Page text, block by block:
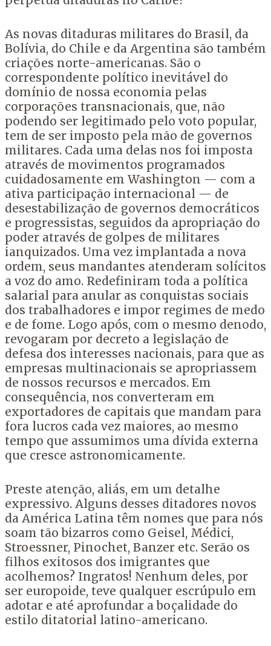
As novas ditaduras militares do Brasil, da
Bolívia, do Chile e da Argentina são também
criações norte-americanas. São o
correspondente político inevitável do
domínio de nossa economia pelas
corporações transnacionais, que, não
podendo ser legitimado pelo voto popular,
tem de ser imposto pela mão de governos
militares. Cada uma delas nos foi imposta
através de movimentos programados
cuidadosamente em Washington — com a
ativa participação internacional — de
desestabilização de governos democráticos
e progressistas, seguidos da apropriação do
poder através de golpes de militares
ianquizados. Uma vez implantada a nova
ordem, seus mandantes atenderam solícitos
a voz do amo. Redefiniram toda a política
salarial para anular as conquistas sociais
dos trabalhadores e impor regimes de medo
e de fome. Logo após, com o mesmo denodo,
revogaram por decreto a legislação de
defesa dos interesses nacionais, para que as
empresas multinacionais se apropriassem
de nossos recursos e mercados. Em
consequência, nos converteram em
exportadores de capitais que mandam para
fora lucros cada vez maiores, ao mesmo
tempo que assumimos uma dívida externa
que cresce astronomicamente.
Preste atenção, aliás, em um detalhe
expressivo. Alguns desses ditadores novos
da América Latina têm nomes que para nós
soam tão bizarros como Geisel, Médici,
Stroessner, Pinochet, Banzer etc. Serão os
filhos exitosos dos imigrantes que
acolhemos? Ingratos! Nenhum deles, por
ser europoide, teve qualquer escrúpulo em
adotar e até aprofundar a boçalidade do
estilo ditatorial latino-americano.